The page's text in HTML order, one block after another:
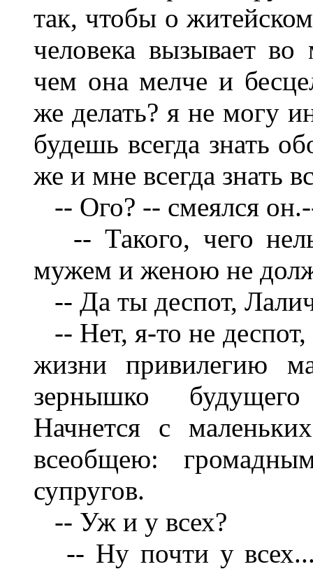
так, чтобы о
человека вызывает
чем она мелче и
же делать? я не могу
будешь всегда знать
же и мне всегда знать
-- Ого? -- смеялся
-- Такого, чего
мужем и женою не
-- Да ты деспот,
-- Нет, я-то не деспот,
жизни привилегию
зернышко будущего
Начнется с
всеобщею:
супругов.
-- Уж и у всех?
-- Ну почти у